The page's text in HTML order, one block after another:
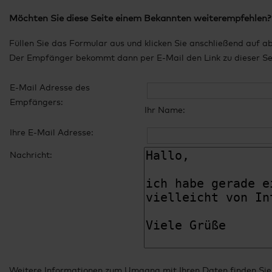
Möchten Sie diese Seite einem Bekannten weiterempfehlen?
Füllen Sie das Formular aus und klicken Sie anschließend auf
Der Empfänger bekommt dann per E-Mail den Link zu dieser
E-Mail Adresse des
Empfängers:
Ihr Name:
Ihre E-Mail Adresse:
Nachricht:
Weitere Informationen zum Umgang mit Ihren Daten finden